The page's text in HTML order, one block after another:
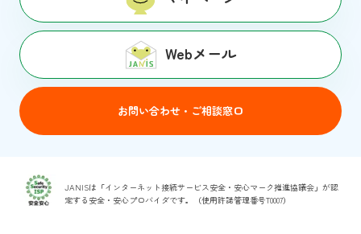
Webメール
お問い合わせ・ご相談窓口
JANISは「インターネット接続サービス安全・安心マーク推進協議会」が認
定する安全・安心プロバイダです。（使用許諾管理番号T0007）